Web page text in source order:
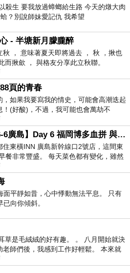
殺生 要我放過蟑螂給生路 今天的燉大肉
？別說師妹愛記仇 我希望
- 半塘新月朦朧醉
秋 ， 意味著夏天即將過去 ， 秋 ，揪也
而揪歛 ， 與格友分享此立秋聯。
頁的青春
，如果我要寫我的情史，可能會高潮迭起
！(好酸)，不過，我可能也會萬劫不
跪鍵盤還是被判了花心的罪
【2026-6廣島】Day 6 福岡博多血拼 與機場接送少年司機深夜對談
住東橫INN 廣島新幹線口2號店，這間東
餐非常豐盛。 每天菜色都有變化，雖然
人員拿出料理包加熱，但
面平靜如昔，心中悸動無法平息。 只有
向你傾斜。
是毛絨絨的好有趣。 。 八月開始就決
老師們後，我感到工作好輕鬆。 本來就
作啊。 真